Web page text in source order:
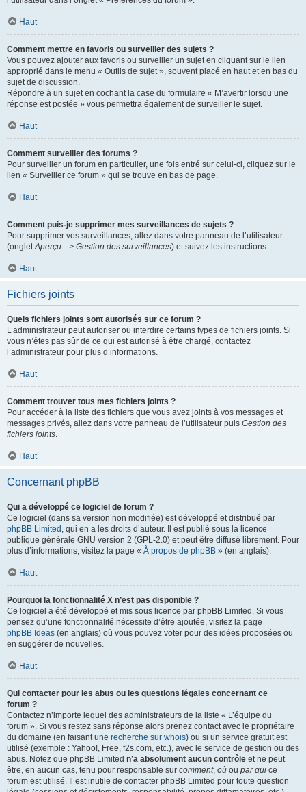
Haut
Comment mettre en favoris ou surveiller des sujets ?
Vous pouvez ajouter aux favoris ou surveiller un sujet en cliquant sur le lien
approprié dans le menu « Outils de sujet », souvent placé en haut et en bas du
sujet de discussion.
Répondre à un sujet en cochant la case du formulaire « M’avertir lorsqu’une
réponse est postée » vous permettra également de surveiller le sujet.
Haut
Comment surveiller des forums ?
Pour surveiller un forum en particulier, une fois entré sur celui-ci, cliquez sur le
lien « Surveiller ce forum » qui se trouve en bas de page.
Haut
Comment puis-je supprimer mes surveillances de sujets ?
Pour supprimer vos surveillances, allez dans votre panneau de l’utilisateur
(ongletAperçu --> Gestion des surveillances) et suivez les instructions.
Haut
Fichiers joints
Quels fichiers joints sont autorisés sur ce forum ?
L’administrateur peut autoriser ou interdire certains types de fichiers joints. Si
vous n’êtes pas sûr de ce qui est autorisé à être chargé, contactez
l’administrateur pour plus d’informations.
Haut
Comment trouver tous mes fichiers joints ?
Pour accéder à la liste des fichiers que vous avez joints à vos messages et
messages privés, allez dans votre panneau de l’utilisateur puis Gestion des
fichiers joints.
Haut
Concernant phpBB
Qui a développé ce logiciel de forum ?
Ce logiciel (dans sa version non modifiée) est développé et distribué par
phpBB Limited , qui en a les droits d’auteur. Il est publié sous la licence
publique générale GNU version 2 (GPL-2.0) et peut être diffusé librement. Pour
plus d’informations, visitez la page « À propos de phpBB » (en anglais).
Haut
Pourquoi la fonctionnalité X n’est pas disponible ?
Ce logiciel a été développé et mis sous licence par phpBB Limited. Si vous
pensez qu’une fonctionnalité nécessite d’être ajoutée, visitez la page
phpBB Ideas (en anglais) où vous pouvez voter pour des idées proposées ou
en suggérer de nouvelles.
Haut
Qui contacter pour les abus ou les questions légales concernant ce
forum ?
Contactez n’importe lequel des administrateurs de la liste « L’équipe du
forum ». Si vous restez sans réponse alors prenez contact avec le propriétaire
du domaine (en faisant une recherche sur whois) ou si un service gratuit est
utilisé (exemple : Yahoo!, Free, f2s.com, etc.), avec le service de gestion ou des
abus. Notez que phpBB Limited n’a absolument aucun contrôle et ne peut
être, en aucun cas, tenu pour responsable sur comment, où ou par qui ce
forum est utilisé. Il est inutile de contacter phpBB Limited pour toute question